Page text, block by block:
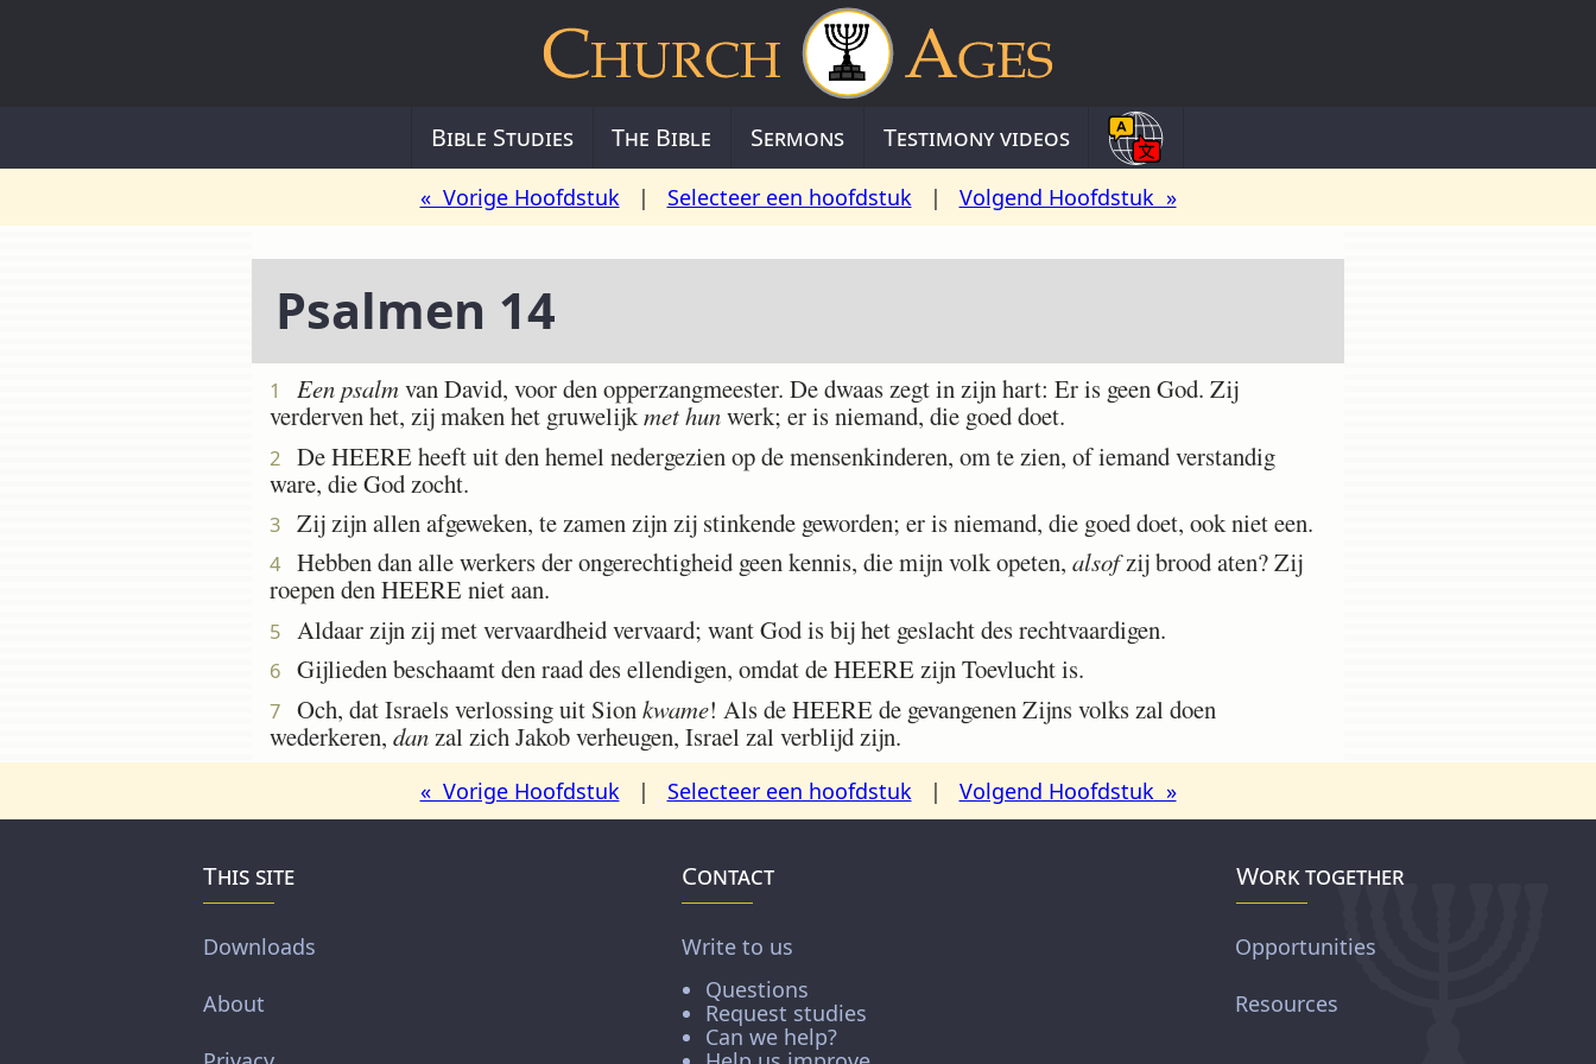
Bible Studies The Bible Sermons Testimony videos
« Vorige Hoofdstuk| Selecteer een hoofdstuk| Volgend Hoofdstuk »
Psalmen 14
1 Een psalmvan David, voor den opperzangmeester. De dwaas zegt in zijn hart: Er is geen God. Zij
verderven het, zij maken het gruwelijkmet hunwerk; er is niemand, die goed doet.
2
De HEERE heeft uit den hemel nedergezien op de mensenkinderen, om te zien, of iemand verstandig
ware, die God zocht.
3 Zij zijn allen afgeweken, te zamen zijn zij stinkende geworden; er is niemand, die goed doet, ook niet een.
4 Hebben dan alle werkers der ongerechtigheid geen kennis, die mijn volk opeten, alsofzij brood aten? Zij
roepen den HEERE niet aan.
5 Aldaar zijn zij met vervaardheid vervaard; want God is bij het geslacht des rechtvaardigen.
6 Gijlieden beschaamt den raad des ellendigen, omdat de HEERE zijn Toevlucht is.
7 Och, dat Israels verlossing uit Sion kwame! Als de HEERE de gevangenen Zijns volks zal doen
wederkeren, dan zal zich Jakob verheugen, Israel zal verblijd zijn.
« Vorige Hoofdstuk| Selecteer een hoofdstuk| Volgend Hoofdstuk »
This site
Downloads
About
Contact
Write to us
Questions
Request studies
Can we help?
Work together
Opportunities
Resources